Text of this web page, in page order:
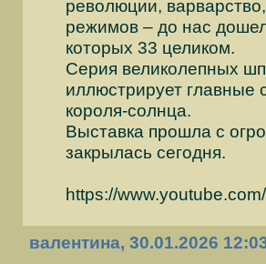
революции,
режимов – до нас
которых 33 целиком.
Серия великолепных
иллюстрирует главные
короля-солнца.
Выставка прошла с
закрылась сегодня.
https://
валентина, 30.01.2026